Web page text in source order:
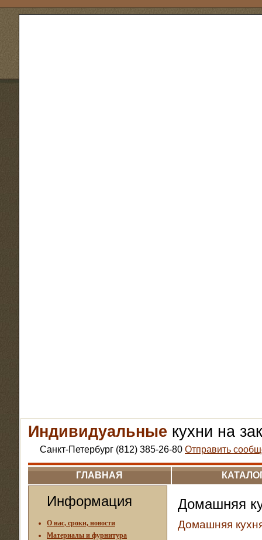
Индивидуальные кухни на
Санкт-Петербург (812) 385-26-80 Отправить
ГЛАВНАЯ
Информация
О нас, сроки, новости
Материалы и фурнитура
Домашняя
Домашняя